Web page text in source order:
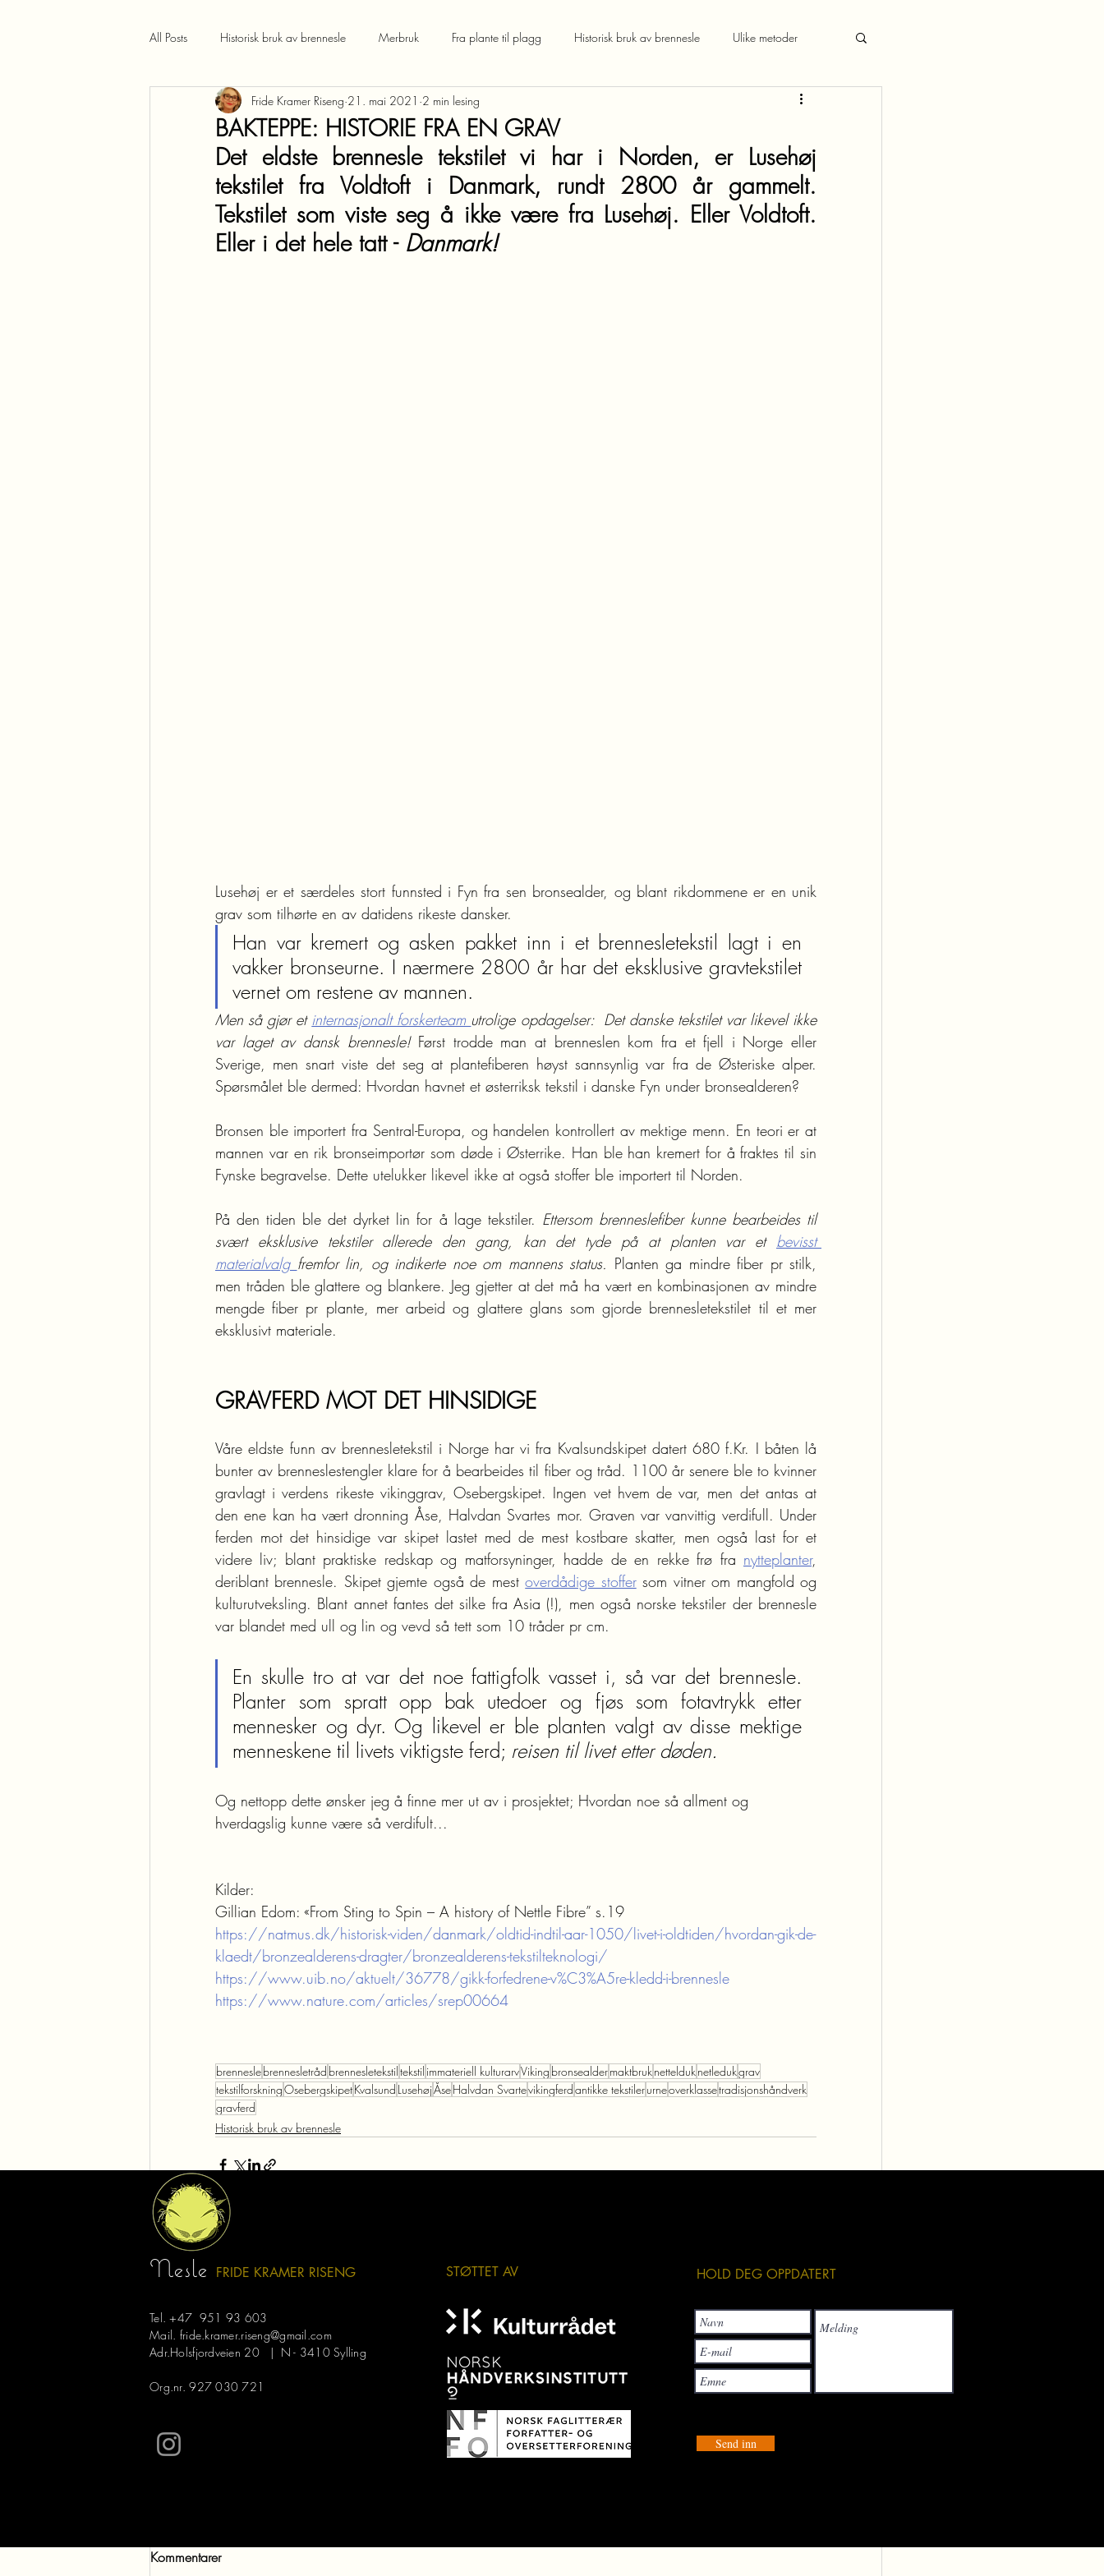
All Posts Historisk bruk av brennesle Merbruk Fra plante til plagg Historisk bruk av brennesle Ulike metoder
BAKTEPPE: HISTORIE FRA EN GRAV
Fride Kramer Riseng 21. mai 2021 2 min lesing
Det eldste brennesle tekstilet vi har i Norden, er Lusehøj
tekstilet fra Voldtoft i Danmark, rundt 2800 år gammelt.
Tekstilet som viste seg å ikke være fra Lusehøj. Eller Voldtoft.
Eller i det hele tatt - Danmark!
Lusehøj er et særdeles stort funnsted i Fyn fra sen bronsealder, og blant rikdommene er en unik
grav som tilhørte en av datidens rikeste dansker.
Han var kremert og asken pakket inn i et brennesletekstil lagt i en
vakker bronseurne. I nærmere 2800 år har det eksklusive gravtekstilet
vernet om restene av mannen.
Men så gjør et internasjonalt forskerteam utrolige opdagelser:  Det danske tekstilet var likevel ikke
var laget av dansk brennesle! Først trodde man at brenneslen kom fra et fjell i Norge eller
Sverige, men snart viste det seg at plantefiberen høyst sannsynlig var fra de Østeriske alper.
Spørsmålet ble dermed: Hvordan havnet et østerriksk tekstil i danske Fyn under bronsealderen?
Bronsen ble importert fra Sentral-Europa, og handelen kontrollert av mektige menn. En teori er at
mannen var en rik bronseimportør som døde i Østerrike. Han ble han kremert for å fraktes til sin
Fynske begravelse. Dette utelukker likevel ikke at også stoffer ble importert til Norden.
På den tiden ble det dyrket lin for å lage tekstiler. Ettersom brenneslefiber kunne bearbeides til
svært eksklusive tekstiler allerede den gang, kan det tyde på at planten var et bevisst
materialvalg fremfor lin, og indikerte noe om mannens status. Planten ga mindre fiber pr stilk,
men tråden ble glattere og blankere. Jeg gjetter at det må ha vært en kombinasjonen av mindre
mengde fiber pr plante, mer arbeid og glattere glans som gjorde brennesletekstilet til et mer
eksklusivt materiale.
GRAVFERD MOT DET HINSIDIGE
Våre eldste funn av brennesletekstil i Norge har vi fra Kvalsundskipet datert 680 f.Kr. I båten lå
bunter av brenneslestengler klare for å bearbeides til fiber og tråd. 1100 år senere ble to kvinner
gravlagt i verdens rikeste vikinggrav, Osebergskipet. Ingen vet hvem de var, men det antas at
den ene kan ha vært dronning Åse, Halvdan Svartes mor. Graven var vanvittig verdifull. Under
ferden mot det hinsidige var skipet lastet med de mest kostbare skatter, men også last for et
videre liv; blant praktiske redskap og matforsyninger, hadde de en rekke frø fra nytteplanter,
deriblant brennesle. Skipet gjemte også de mest overdådige stoffer som vitner om mangfold og
kulturutveksling. Blant annet fantes det silke fra Asia (!), men også norske tekstiler der brennesle
var blandet med ull og lin og vevd så tett som 10 tråder pr cm.
En skulle tro at var det noe fattigfolk vasset i, så var det brennesle.
Planter som spratt opp bak utedoer og fjøs som fotavtrykk etter
mennesker og dyr. Og likevel er ble planten valgt av disse mektige
menneskene til livets viktigste ferd; reisen til livet etter døden.
Og nettopp dette ønsker jeg å finne mer ut av i prosjektet; Hvordan noe så allment og
hverdagslig kunne være så verdifult...
Kilder:
Gillian Edom: «From Sting to Spin – A history of Nettle Fibre” s.19
https://natmus.dk/historisk-viden/danmark/oldtid-indtil-aar-1050/livet-i-oldtiden/hvordan-gik-de-
klaedt/bronzealderens-dragter/bronzealderens-tekstilteknologi/
https://www.uib.no/aktuelt/36778/gikk-forfedrene-v%C3%A5re-kledd-i-brennesle
https://www.nature.com/articles/srep00664
brenneslebrennesletråd brennesletekstiltekstil immateriell kulturarvViking bronsealdermaktbruknettelduknetledukgrav
tekstilforskningOsebergskipetKvalsund LusehøjÅseHalvdan Svartevikingferdantikke tekstilerurneoverklassetradisjonshåndverk
gravferd
Historisk bruk av brennesle
Siste innlegg
Kommentarer
Nesle FRIDE KRAMER RISENG STØTTET AV
Tel. +47 951 93 603
Mail. fride.kramer.riseng@gmail.com
Adr.Holsfjordveien 20 | N - 3410 Sylling
Org.nr. 927 030 721
HOLD DEG OPPDATERT
Send inn